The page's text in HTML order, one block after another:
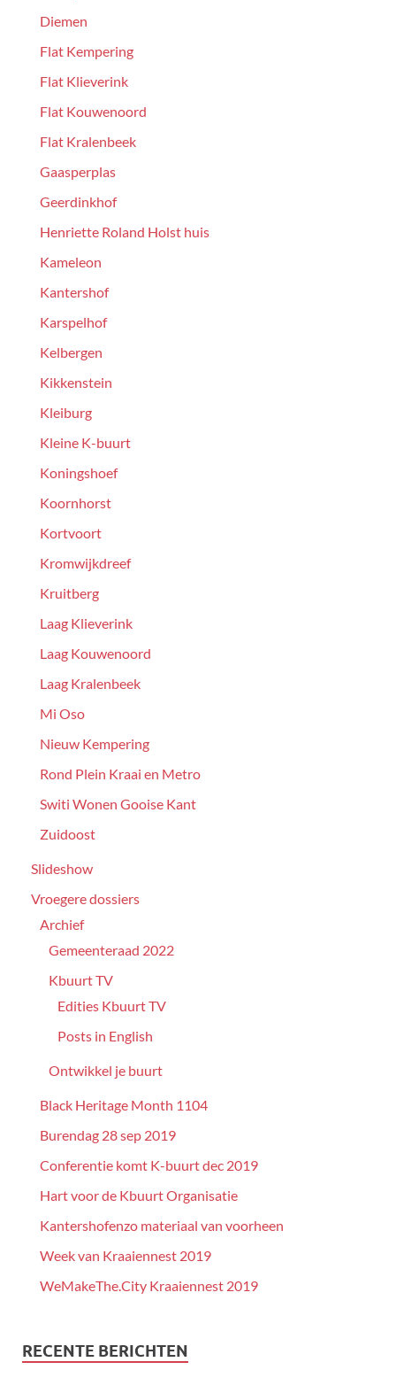
Diemen
Flat Kempering
Flat Klieverink
Flat Kouwenoord
Flat Kralenbeek
Gaasperplas
Geerdinkhof
Henriette Roland Holst huis
Kameleon
Kantershof
Karspelhof
Kelbergen
Kikkenstein
Kleiburg
Kleine K-buurt
Koningshoef
Koornhorst
Kortvoort
Kromwijkdreef
Kruitberg
Laag Klieverink
Laag Kouwenoord
Laag Kralenbeek
Mi Oso
Nieuw Kempering
Rond Plein Kraai en Metro
Switi Wonen Gooise Kant
Zuidoost
Slideshow
Vroegere dossiers
Archief
Gemeenteraad 2022
Kbuurt TV
Edities Kbuurt TV
Posts in English
Ontwikkel je buurt
Black Heritage Month 1104
Burendag 28 sep 2019
Conferentie komt K-buurt dec 2019
Hart voor de Kbuurt Organisatie
Kantershofenzo materiaal van voorheen
Week van Kraaiennest 2019
WeMakeThe.City Kraaiennest 2019
RECENTE BERICHTEN